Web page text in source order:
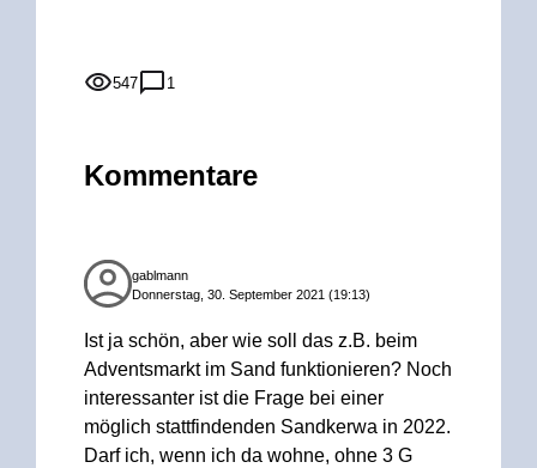
547 1
Kommentare
gablmann
Donnerstag, 30. September 2021 (19:13)
Ist ja schön, aber wie soll das z.B. beim
Adventsmarkt im Sand funktionieren? Noch
interessanter ist die Frage bei einer
möglich stattfindenden Sandkerwa in 2022.
Darf ich, wenn ich da wohne, ohne 3 G